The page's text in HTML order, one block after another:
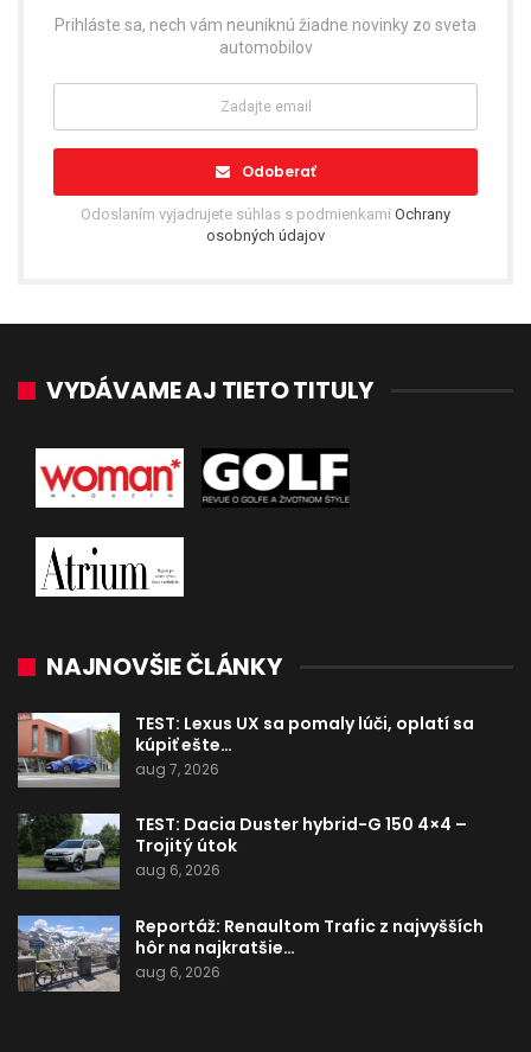
Prihláste sa, nech vám neuniknú žiadne novinky zo sveta
automobilov
Odoberať
Odoslaním vyjadrujete súhlas s podmienkami Ochrany
osobných údajov
VYDÁVAME AJ TIETO TITULY
NAJNOVŠIE ČLÁNKY
TEST: Lexus UX sa pomaly lúči, oplatí sa
kúpiť ešte…
aug 7, 2026
TEST: Dacia Duster hybrid-G 150 4×4 –
Trojitý útok
aug 6, 2026
Reportáž: Renaultom Trafic z najvyšších
hôr na najkratšie…
aug 6, 2026